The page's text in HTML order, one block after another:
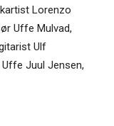
Lorenzo
Uffe Mulvad,
Ulf
Juul Jensen,